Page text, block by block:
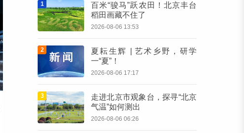
1
百米“骏马”跃农田！北京丰台
稻田画藏不住了
2026-08-06 13:53
2
夏耘生辉 | 艺术乡野，研学
一“夏”！
2026-08-06 17:17
3
走进北京市观象台，探寻“北京
气温”如何测出
2026-08-06 06:26